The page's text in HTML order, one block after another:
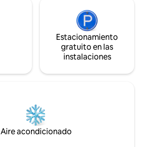
Estacionamiento
gratuito en las
instalaciones
Aire acondicionado